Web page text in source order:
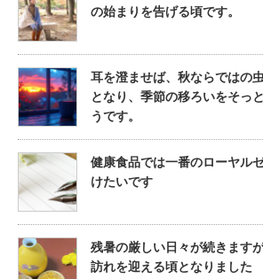
の始まりを告げる頃です。
耳を澄ませば、秋ならではの
となり、季節の移ろいをそっ
うです。
健康食品では一番のローヤル
けたいです
残暑の厳しい日々が続きます
訪れを迎える頃となりました